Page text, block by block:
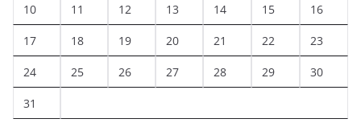
10 11 12 13 14 15 16
17 18 19 20 21 22 23
24 25 26 27 28 29 30
31